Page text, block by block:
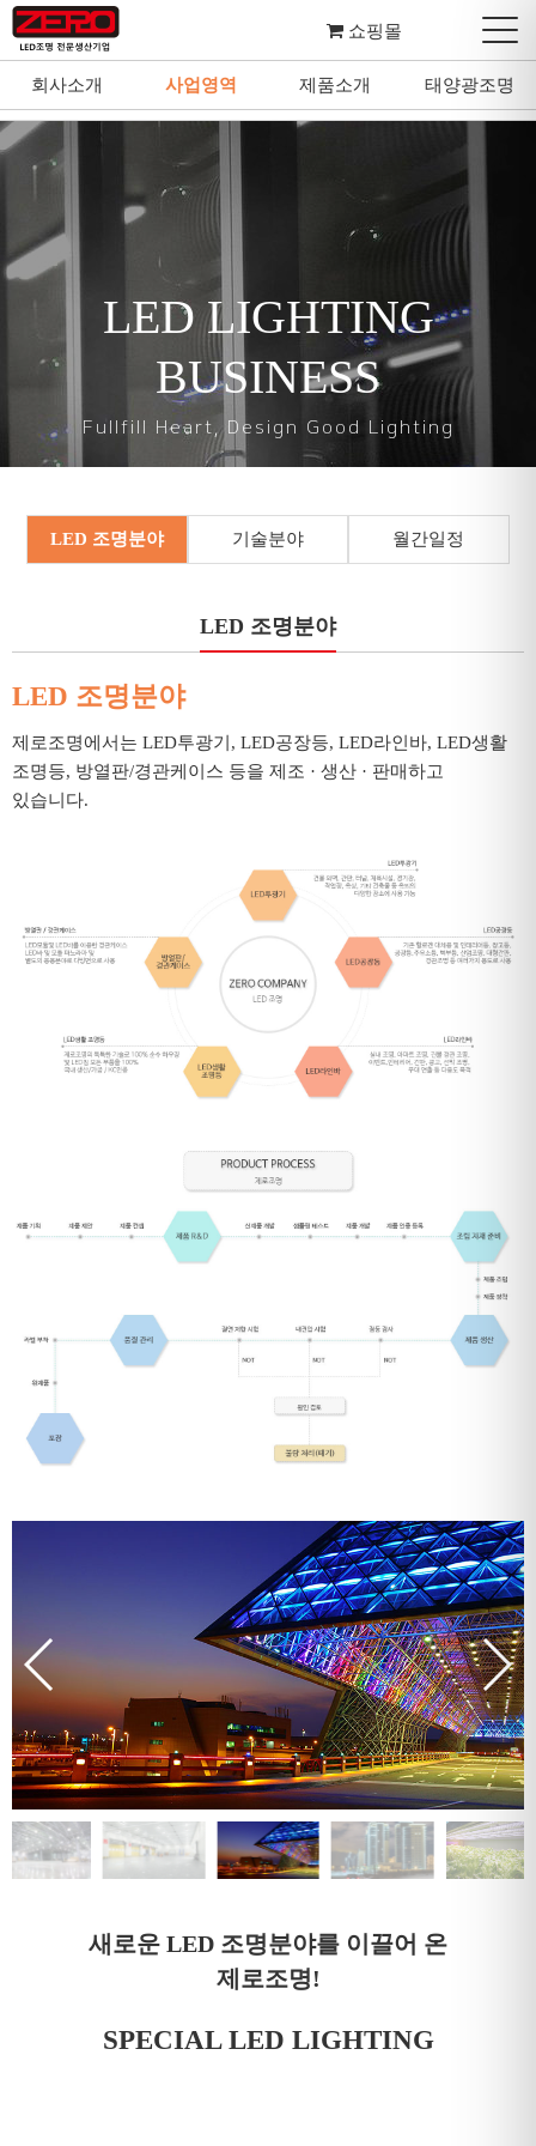
회사소개 사업영역 제품소개 태양광조명
쇼핑몰
회사소개 사업영역 제품소개 태양광조명
LED LIGHTING
BUSINESS
Fullfill Heart, Design Good Lighting
LED 조명분야 기술분야 월간일정
LED 조명분야
LED 조명분야
제로조명에서는 LED투광기, LED공장등, LED라인바, LED생활
조명등, 방열판/경관케이스 등을 제조 · 생산 · 판매하고
있습니다.
새로운 LED 조명분야를 이끌어 온
제로조명!
SPECIAL LED LIGHTING